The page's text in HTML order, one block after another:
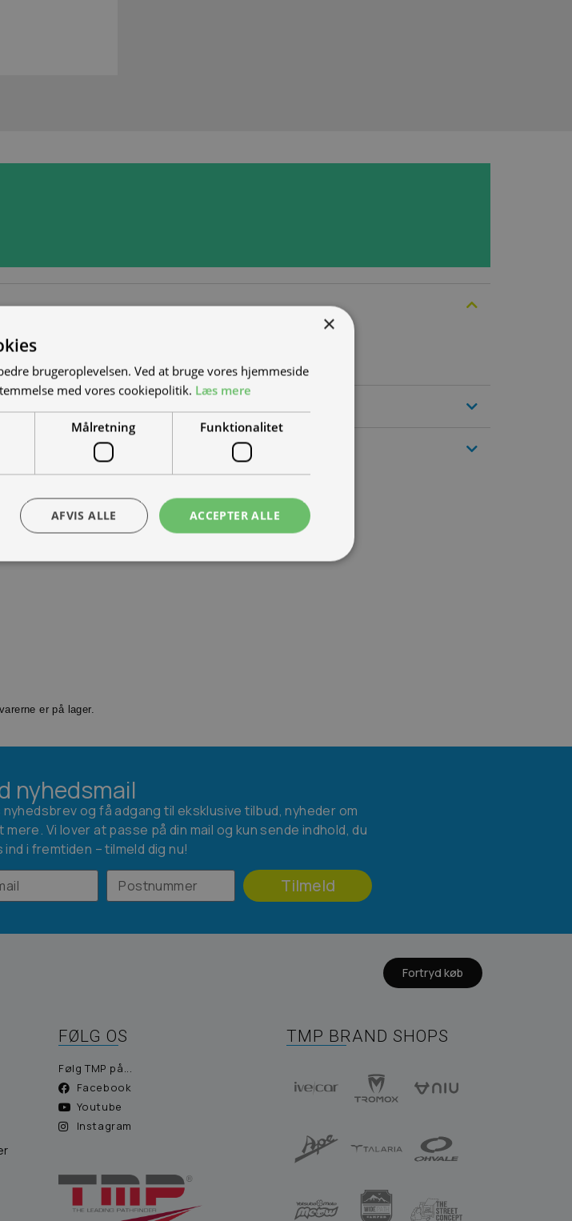
Book prøvetur
er på lager.
nyhedsmail
og få adgang til eksklusive tilbud, nyheder om
Vi lover at passe på din mail og kun sende indhold, du
ind i fremtiden – tilmeld dig nu!
Tilmeld
Fortryd køb
FØLG OS
Følg TMP på...
Facebook
Youtube
Instagram
TMP BRAND SHOPS
×
brugeroplevelsen. Ved at bruge vores hjemmeside
med vores cookiepolitik. Læs mere
Målretning Funktionalitet
ACCEPTER ALLE
AFVIS ALLE